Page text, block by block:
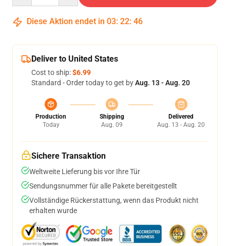
Diese Aktion endet in 03: 22: 46
Deliver to United States
Cost to ship:$6.99
Standard - Order today to get byAug. 13 - Aug. 20
Production
Today
Shipping
Aug. 09
Delivered
Aug. 13 - Aug. 20
Sichere Transaktion
Weltweite Lieferung bis vor Ihre Tür
Sendungsnummer für alle Pakete bereitgestellt
Vollständige Rückerstattung, wenn das Produkt nicht
erhalten wurde